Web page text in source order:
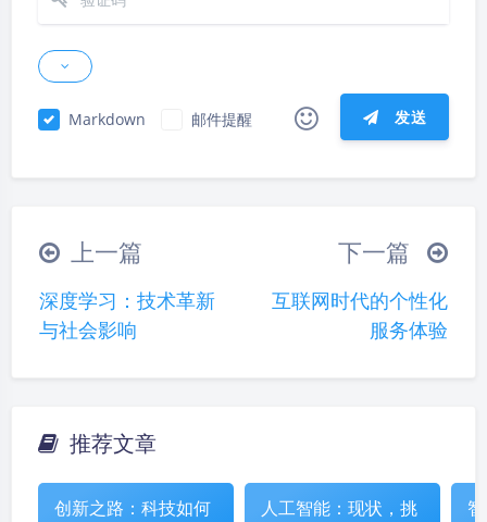
夜间模式
Sans Serif Serif
Markdown 邮件提醒 发送
|´・ω・)ノ ヾ(≧∇≦*)ゝ
(☆ω☆)
∠( ᐛ 」∠)＿
୧(๑•̀⌄•́๑)૭
(ノ°ο°)ノ
(´இ皿இ｀)
(╯°A°)╯︵○○○
φ(￣∇￣o)
Σ(っ °Д °;)っ
o(*////▽////*)q
上一篇
深度学习：技术革新
与社会影响
下一篇
互联网时代的个性化
服务体验
推荐文章
创新之路：科技如何 人工智能：现状，挑